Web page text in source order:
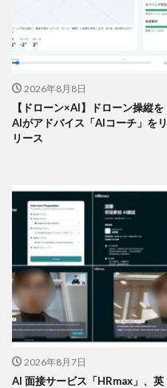
2026年8月8日
【ドローン×AI】ドローン操縦を
AIがアドバイス「AIコーチ」をリ
リース
2026年8月7日
AI 面接サービス「HRmax」、英